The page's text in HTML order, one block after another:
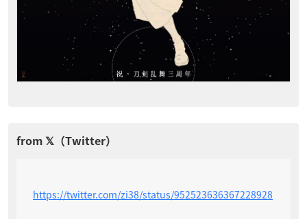
https://twitter.com/zi38/status/952523636367228928